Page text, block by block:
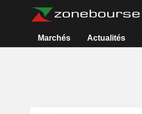
Marchés Actualités